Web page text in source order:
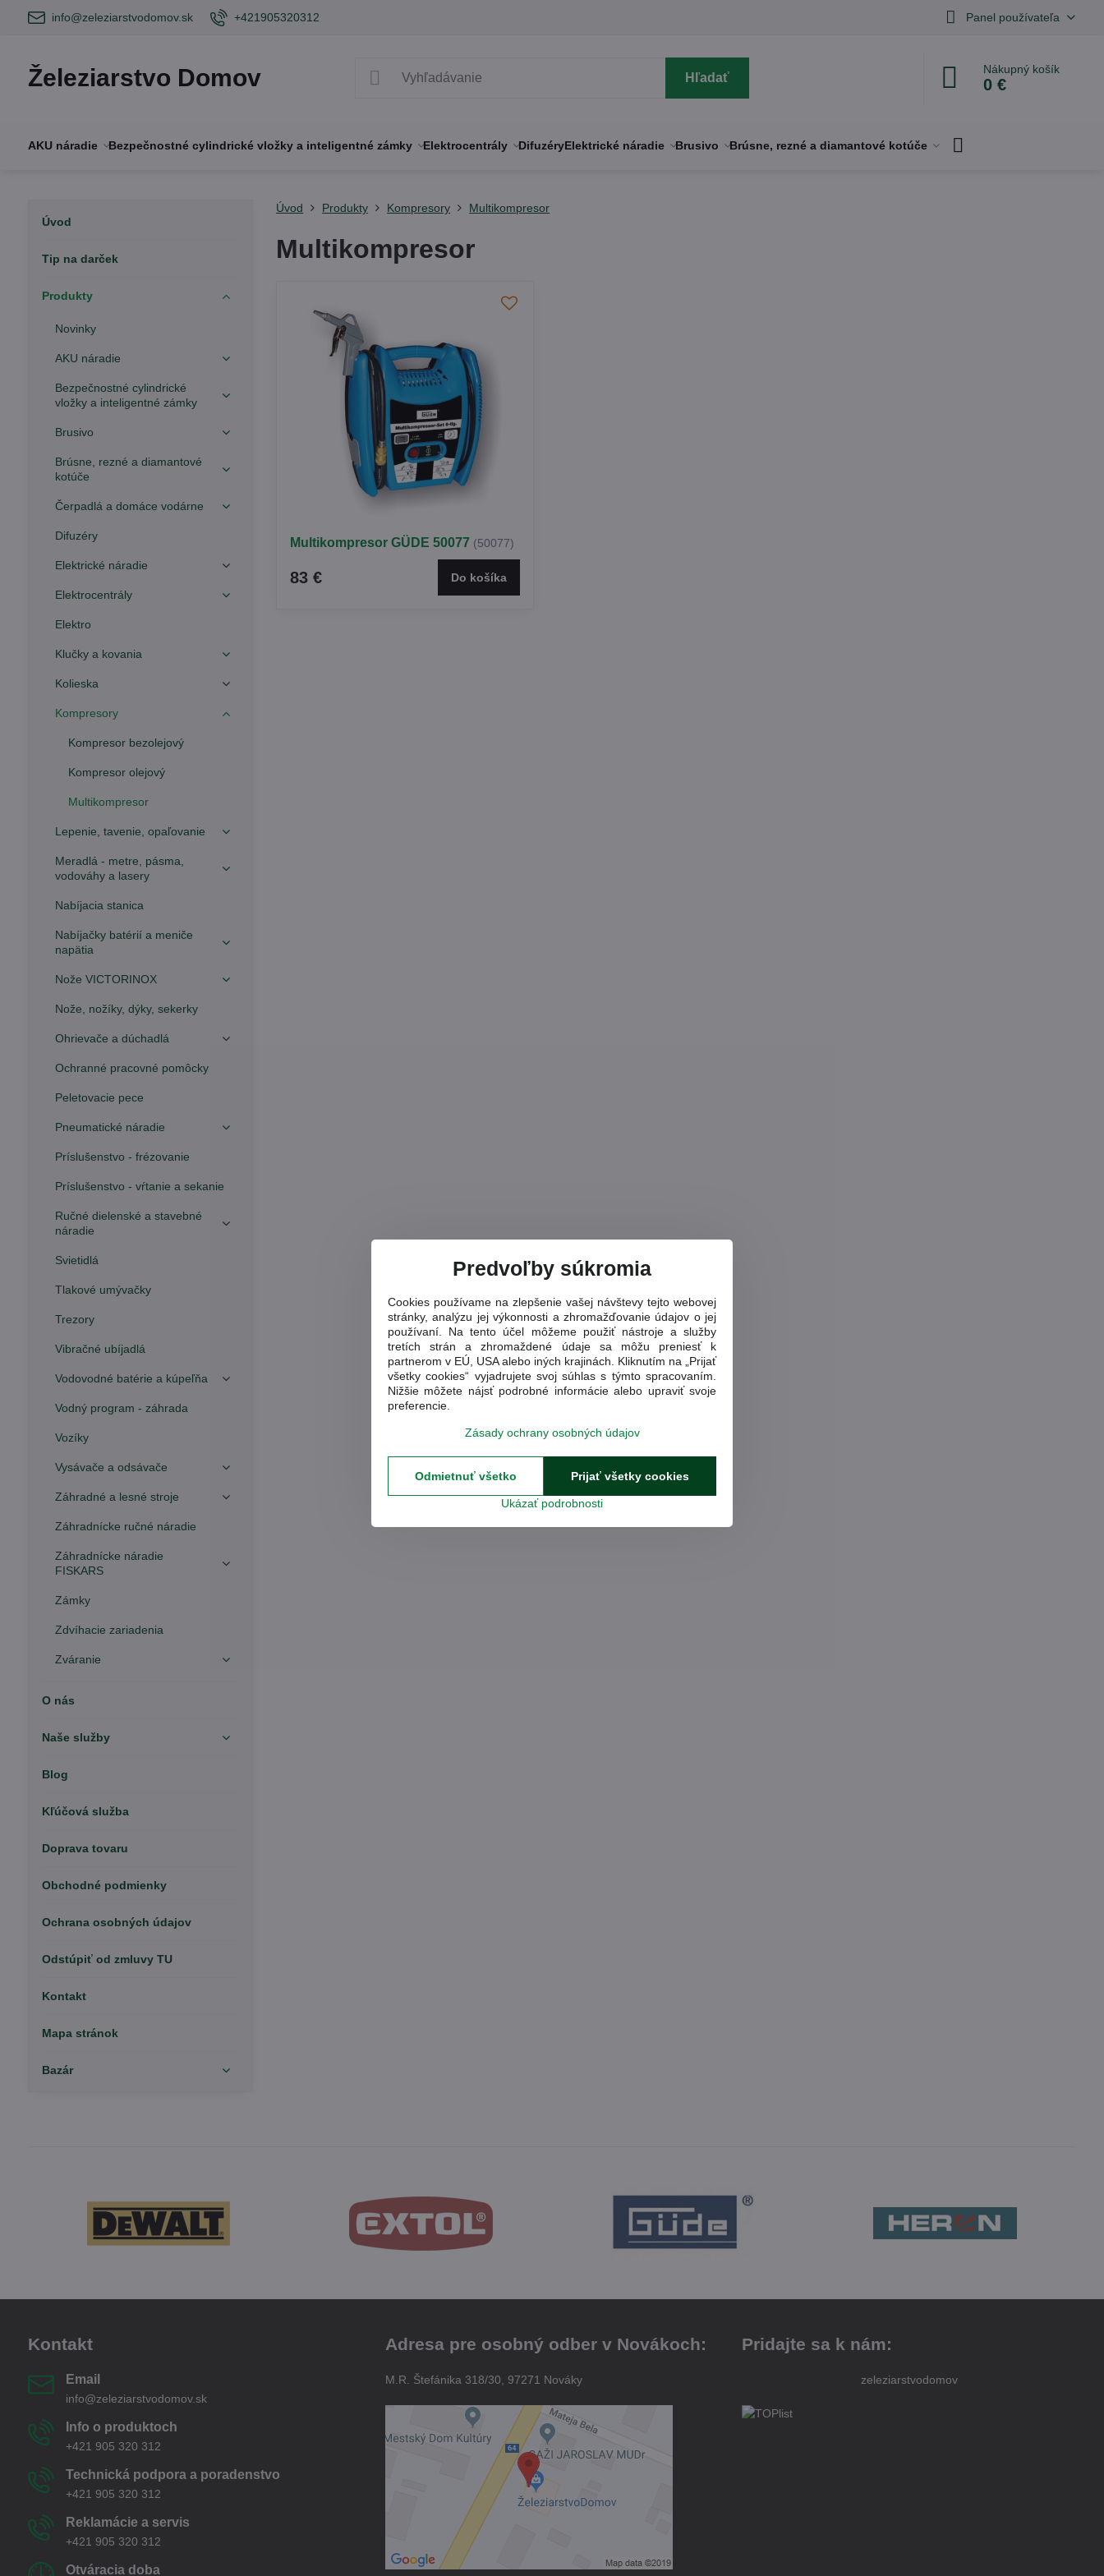
info@zeleziarstvodomov.sk +421905320312 Panel používateľa
Železiarstvo Domov Hľadať
Nákupný košík
0 €
AKU náradie Bezpečnostné cylindrické vložky a inteligentné zámky Elektrocentrály DifuzéryElektrické náradie Brusivo Brúsne, rezné a diamantové kotúče
Úvod Produkty Kompresory Multikompresor
Multikompresor
Multikompresor GÜDE 50077 (50077)
83 € Do košíka
Úvod
Tip na darček
Produkty
Novinky
AKU náradie
Bezpečnostné cylindrické
vložky a inteligentné zámky
Brusivo
Brúsne, rezné a diamantové
kotúče
Čerpadlá a domáce vodárne
Difuzéry
Elektrické náradie
Elektrocentrály
Elektro
Klučky a kovania
Kolieska
Kompresory
Kompresor bezolejový
Kompresor olejový
Multikompresor
Lepenie, tavenie, opaľovanie
Meradlá - metre, pásma,
vodováhy a lasery
Nabíjacia stanica
Nabíjačky batérií a meniče
napätia
Nože VICTORINOX
Nože, nožíky, dýky, sekerky
Ohrievače a dúchadlá
Ochranné pracovné pomôcky
Peletovacie pece
Pneumatické náradie
Príslušenstvo - frézovanie
Príslušenstvo - vŕtanie a sekanie
Ručné dielenské a stavebné
náradie
Svietidlá
Tlakové umývačky
Trezory
Vibračné ubíjadlá
Vodovodné batérie a kúpeľňa
Vodný program - záhrada
Vozíky
Vysávače a odsávače
Záhradné a lesné stroje
Záhradnícke ručné náradie
Záhradnícke náradie
FISKARS
Zámky
Zdvíhacie zariadenia
Zváranie
O nás
Naše služby
Blog
Kľúčová služba
Doprava tovaru
Obchodné podmienky
Ochrana osobných údajov
Odstúpiť od zmluvy TU
Kontakt
Mapa stránok
Bazár
Kontakt
Email
info@zeleziarstvodomov.sk
Info o produktoch
+421 905 320 312
Technická podpora a poradenstvo
+421 905 320 312
Reklamácie a servis
+421 905 320 312
Otváracia doba
Adresa pre osobný odber v Novákoch:
M.R. Štefánika 318/30, 97271 Nováky
Pridajte sa k nám:
zeleziarstvodomov
Predvoľby súkromia
Cookies používame na zlepšenie vašej návštevy tejto webovej
stránky, analýzu jej výkonnosti a zhromažďovanie údajov o jej
používaní. Na tento účel môžeme použiť nástroje a služby
tretích strán a zhromaždené údaje sa môžu preniesť k
partnerom v EÚ, USA alebo iných krajinách. Kliknutím na „Prijať
všetky cookies“ vyjadrujete svoj súhlas s týmto spracovaním.
Nižšie môžete nájsť podrobné informácie alebo upraviť svoje
preferencie.
Zásady ochrany osobných údajov
Ukázať podrobnosti
Prijať všetky cookies
Odmietnuť všetko